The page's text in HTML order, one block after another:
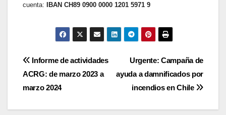
cuenta:
IBAN CH89 0900 0000 1201 5971 9
Navigation
de
l’article
Urgente: Campaña de
ayuda a damnificados por
incendios en Chile
Informe de actividades
ACRG: de marzo 2023 a
marzo 2024